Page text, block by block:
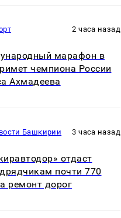
2 часа назад
марафон в
чемпиона России
Ахмадеева
Башкирии 3 часа назад
отдаст
почти 770
ремонт дорог